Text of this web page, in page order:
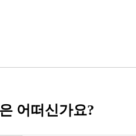
어떠신가요?